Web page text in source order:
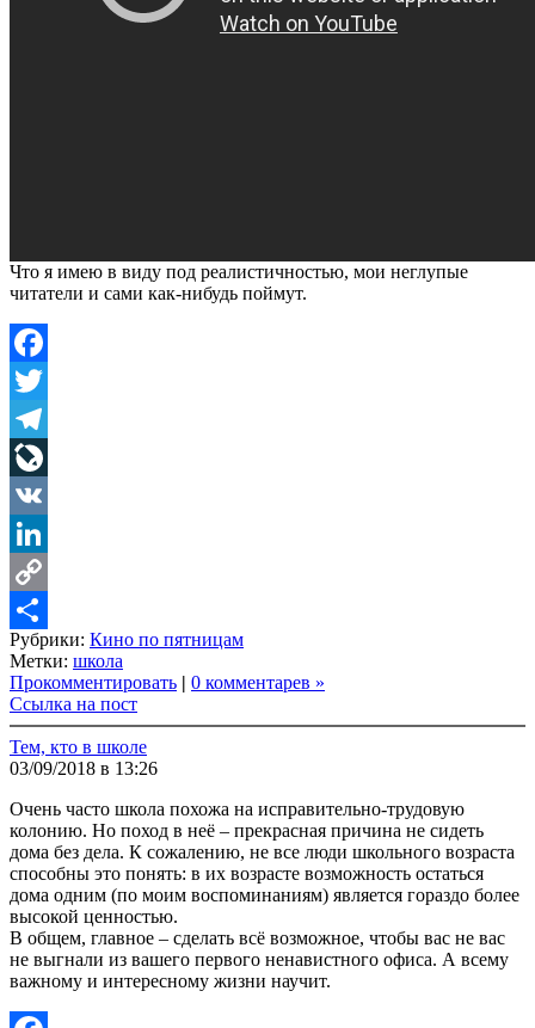
Что я имею в виду под реалистичностью, мои неглупые
читатели и сами как-нибудь поймут.
Facebook
Twitter
Telegram
LiveJournal
VK
LinkedIn
Copy
Link
Share
Рубрики: Кино по пятницам
Метки: школа
Прокомментировать | 0 комментарев »
Ссылка на пост
Тем, кто в школе
03/09/2018 в 13:26
Очень часто школа похожа на исправительно-трудовую
колонию. Но поход в неё – прекрасная причина не сидеть
дома без дела. К сожалению, не все люди школьного возраста
способны это понять: в их возрасте возможность остаться
дома одним (по моим воспоминаниям) является гораздо более
высокой ценностью.
В общем, главное – сделать всё возможное, чтобы вас не вас
не выгнали из вашего первого ненавистного офиса. А всему
важному и интересному жизни научит.